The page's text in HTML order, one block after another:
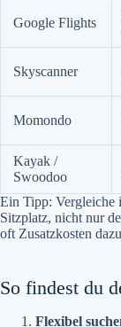
Google Flights
Skyscanner
Momondo
Kayak /
Swoodoo
Ein Tipp: Vergleiche
Sitzplatz, nicht nur
oft Zusatzkosten
So findest du
Flexibel